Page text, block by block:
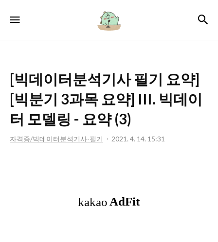
서
윤
[빅데이터분석기사 필기 요약]
[빅분기 3과목 요약] III. 빅데이
터 모델링 - 요약 (3)
자격증/빅데이터분석기사-필기 2021. 4. 14. 15:31